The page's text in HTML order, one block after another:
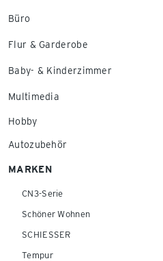
Büro
Flur & Garderobe
Baby- & Kinderzimmer
Multimedia
Hobby
Autozubehör
MARKEN
CN3-Serie
Schöner Wohnen
SCHIESSER
Tempur